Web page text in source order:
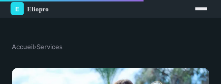
Accueil›Services